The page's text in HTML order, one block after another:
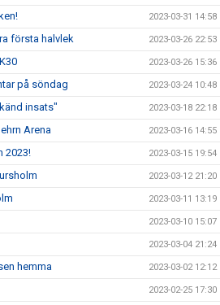
2023-03-31 14:58
första halvlek 2023-03-26 22:53
2023-03-26 15:36
på söndag 2023-03-24 10:48
insats" 2023-03-18 22:18
Arena 2023-03-16 14:55
2023! 2023-03-15 19:54
2023-03-12 21:20
2023-03-11 13:19
2023-03-10 15:07
2023-03-04 21:24
hemma 2023-03-02 12:12
2023-02-25 17:30